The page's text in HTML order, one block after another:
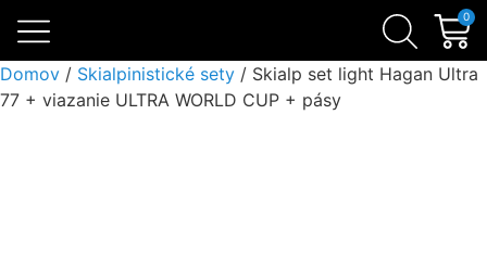
0
Domov / Skialpinistické sety / Skialp set light Hagan Ultra
77 + viazanie ULTRA WORLD CUP + pásy